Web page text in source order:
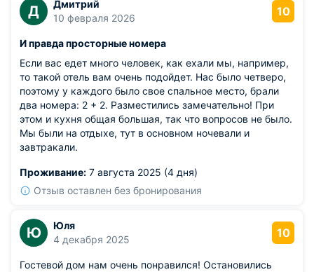
Д
Дмитрий
10 февраля 2026
10
И правда просторные номера
Если вас едет много человек, как ехали мы, например,
то такой отель вам очень подойдет. Нас было четверо,
поэтому у каждого было свое спальное место, брали
два номера: 2 + 2. Разместились замечательно! При
этом и кухня общая большая, так что вопросов не было.
Мы были на отдыхе, тут в основном ночевали и
завтракали.
Проживание: 7 августа 2025 (4 дня)
Отзыв оставлен без бронирования
Ю
Юля
4 декабря 2025
10
Гостевой дом нам очень понравился! Остановились